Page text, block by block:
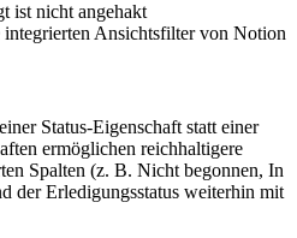
ist nicht angehakt
Ansichtsfilter von Notion
einer Status-Eigenschaft statt einer
ermöglichen reichhaltigere
Spalten (z. B. Nicht begonnen, In
der Erledigungsstatus weiterhin mit